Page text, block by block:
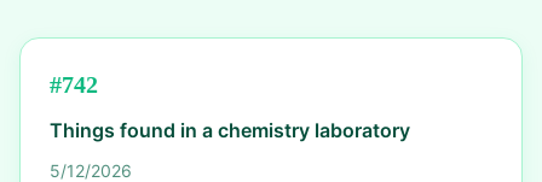
#742
Things found in a chemistry laboratory
5/12/2026